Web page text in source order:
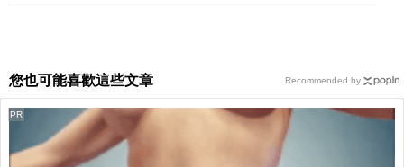
您也可能喜歡這些文章
PR
Recommended by